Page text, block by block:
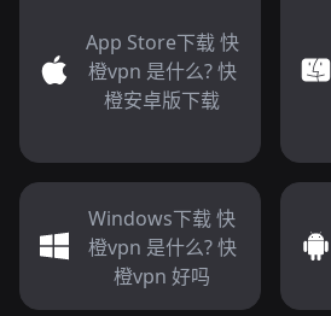
App Store下载 快
橙vpn 是什么? 快
橙安卓版下载
Windows下载 快
橙vpn 是什么? 快
橙vpn 好吗